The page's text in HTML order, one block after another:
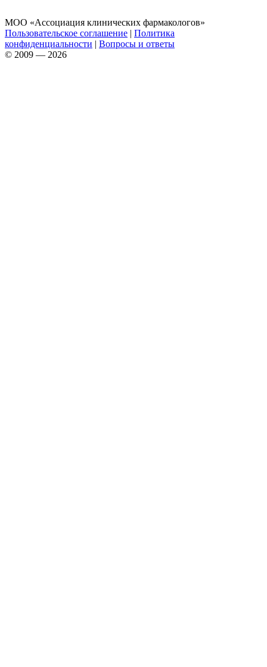
МОО «Ассоциация клинических фармакологов»
Пользовательское соглашение | Политика
конфиденциальности | Вопросы и ответы
© 2009 — 2026